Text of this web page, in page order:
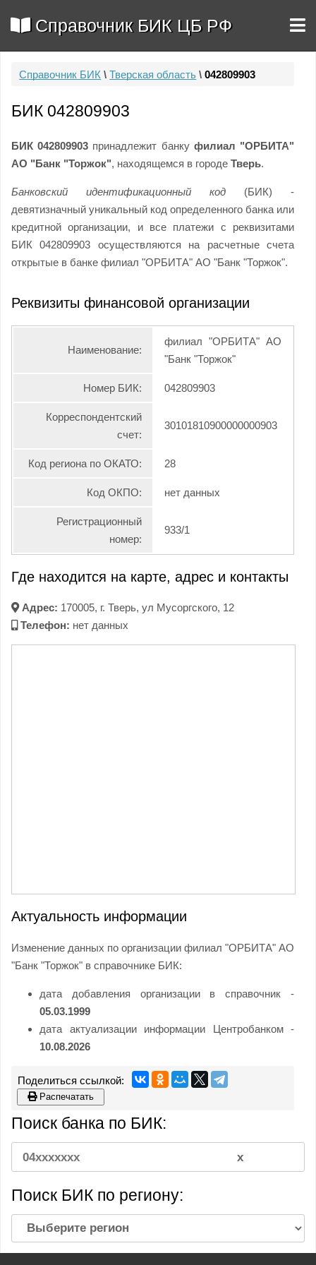
Справочник БИК ЦБ РФ
Справочник БИК \ Тверская область \ 042809903
БИК 042809903
БИК 042809903 принадлежит банку филиал "ОРБИТА"
АО "Банк "Торжок", находящемся в городе Тверь.
Банковский идентификационный код (БИК) -
девятизначный уникальный код определенного банка или
кредитной организации, и все платежи с реквизитами
БИК 042809903 осуществляются на расчетные счета
открытые в банке филиал "ОРБИТА" АО "Банк "Торжок".
Реквизиты финансовой организации
Наименование:
филиал "ОРБИТА" АО
"Банк "Торжок"
Номер БИК: 042809903
Корреспондентский
счет:
30101810900000000903
Код региона по ОКАТО: 28
Код ОКПО: нет данных
Регистрационный
номер:
933/1
Где находится на карте, адрес и контакты
Адрес: 170005, г. Тверь, ул Мусоргского, 12
Телефон: нет данных
Актуальность информации
Изменение данных по организации филиал "ОРБИТА" АО
"Банк "Торжок" в справочнике БИК:
дата добавления организации в справочник -
05.03.1999
дата актуализации информации Центробанком -
10.08.2026
Распечатать
Поиск банка по БИК:
Поиск БИК по региону: